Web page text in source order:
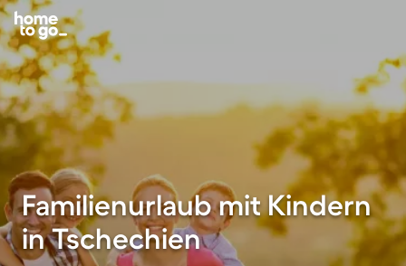
Familienurlaub mit Kindern
in Tschechien